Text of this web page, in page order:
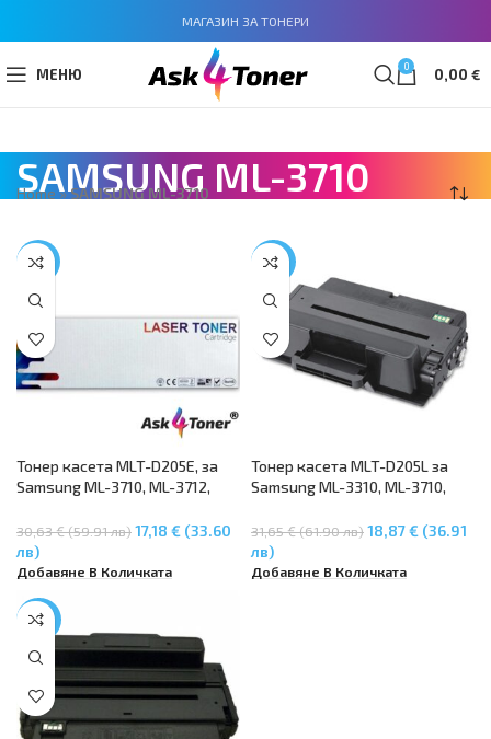
МАГАЗИН ЗА ТОНЕРИ
МЕНЮ 0 0,00 €
SAMSUNG ML-3710
Home»SAMSUNG ML-3710
-44%
Тонер касета MLT-D205E, за
Samsung ML-3710, ML-3712,
SCX-5737
30,63 € (59.91 лв)17,18 € (33.60
лв)
Добавяне В Количката
-40%
Тонер касета MLT-D205L за
Samsung ML-3310, ML-3710,
31,65 € (61.90 лв)18,87 € (36.91
лв)
Добавяне В Количката
-50%